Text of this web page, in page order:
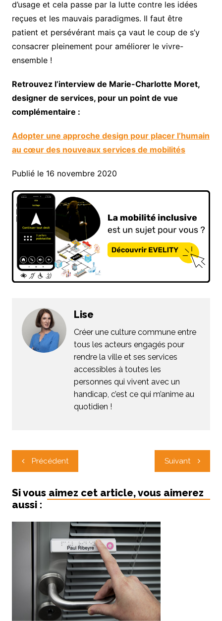
d’usage et cela passe par la lutte contre les idées
reçues et les mauvais paradigmes. Il faut être
patient et persévérant mais ça vaut le coup de s’y
consacrer pleinement pour améliorer le vivre-
ensemble !
Retrouvez l’interview de Marie-Charlotte Moret,
designer de services, pour un point de vue
complémentaire :
Adopter une approche design pour placer l’humain
au cœur des nouveaux services de mobilités
Publié le 16 novembre 2020
Lise
Créer une culture commune entre
tous les acteurs engagés pour
rendre la ville et ses services
accessibles à toutes les
personnes qui vivent avec un
handicap, c’est ce qui m’anime au
quotidien !
Navigation
de
l’article
Précédent Suivant
Si vous aimez cet article, vous aimerez
aussi :